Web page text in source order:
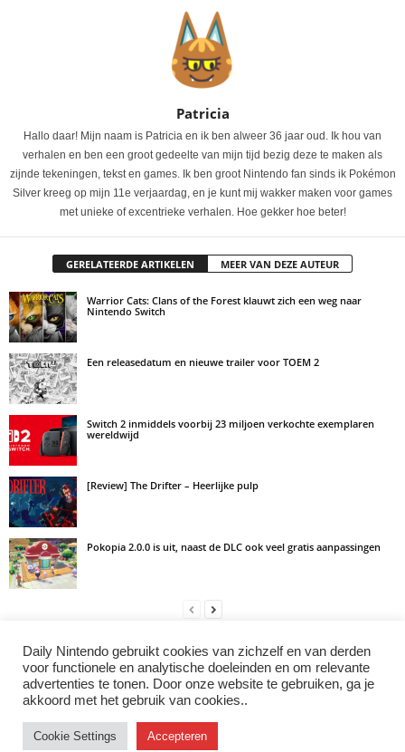
Patricia
Hallo daar! Mijn naam is Patricia en ik ben alweer 36 jaar oud. Ik hou van
verhalen en ben een groot gedeelte van mijn tijd bezig deze te maken als
zijnde tekeningen, tekst en games. Ik ben groot Nintendo fan sinds ik Pokémon
Silver kreeg op mijn 11e verjaardag, en je kunt mij wakker maken voor games
met unieke of excentrieke verhalen. Hoe gekker hoe beter!
GERELATEERDE ARTIKELEN MEER VAN DEZE AUTEUR
Warrior Cats: Clans of the Forest klauwt zich een weg naar
Nintendo Switch
Een releasedatum en nieuwe trailer voor TOEM 2
Switch 2 inmiddels voorbij 23 miljoen verkochte exemplaren
wereldwijd
[Review] The Drifter – Heerlijke pulp
Pokopia 2.0.0 is uit, naast de DLC ook veel gratis aanpassingen
LAAT EEN REACTIE ACHTER
Log in om een opmerking achter te laten
Daily Nintendo gebruikt cookies van zichzelf en van derden
voor functionele en analytische doeleinden en om relevante
advertenties te tonen. Door onze website te gebruiken, ga je
akkoord met het gebruik van cookies..
Cookie Settings Accepteren